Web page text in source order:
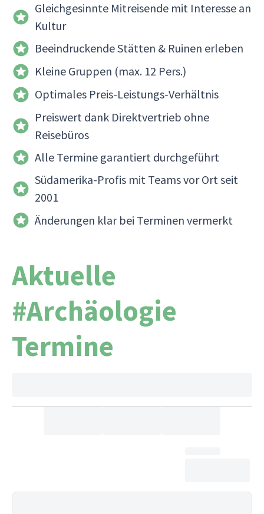
Gleichgesinnte Mitreisende mit Interesse an
Kultur
Beeindruckende Stätten & Ruinen erleben
Kleine Gruppen (max. 12 Pers.)
Optimales Preis-Leistungs-Verhältnis
Preiswert dank Direktvertrieb ohne
Reisebüros
Alle Termine garantiert durchgeführt
Südamerika-Profis mit Teams vor Ort seit
2001
Änderungen klar bei Terminen vermerkt
Aktuelle
#Archäologie
Termine